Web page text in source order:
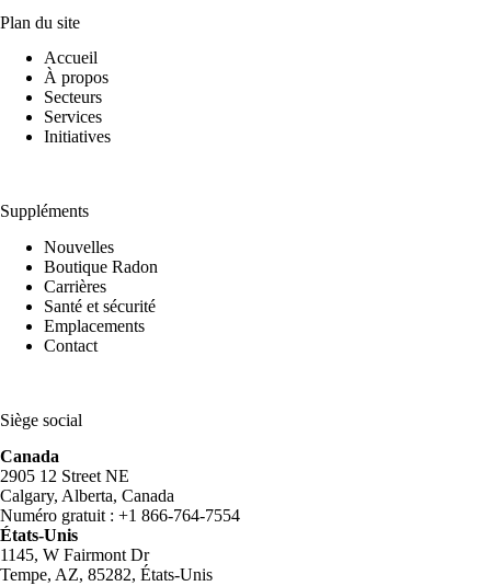
Plan du site
Accueil
À propos
Secteurs
Services
Initiatives
Suppléments
Nouvelles
Boutique Radon
Carrières
Santé et sécurité
Emplacements
Contact
Siège social
Canada
2905 12 Street NE
Calgary, Alberta, Canada
Numéro gratuit : +1 866-764-7554
États-Unis
1145, W Fairmont Dr
Tempe, AZ, 85282, États-Unis